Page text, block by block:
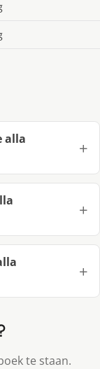
alla
te staan.